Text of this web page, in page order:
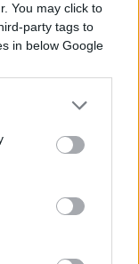
You may click to
party tags to
in below Google
più critico
stia
sinistra in
i puntini sulle
Santoro
. Questo è
dalla